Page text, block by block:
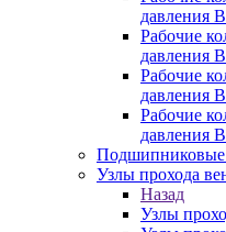
давления
Рабочие
давления
Рабочие
давления
Рабочие
давления
Подшипниковые
Узлы прохода
Назад
Узлы